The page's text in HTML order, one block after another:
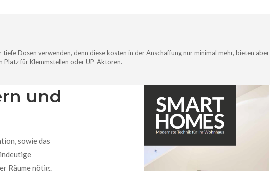
Dosen verwenden, denn diese kosten in der Anschaffung nur minimal mehr, bieten aber
Platz für Klemmstellen oder UP-Aktoren.
und
sowie das
Räume nötig.